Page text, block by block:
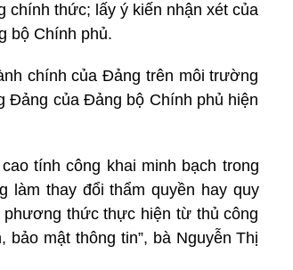
chính thức; lấy ý kiến nhận xét của
bộ Chính phủ.
chính của Đảng trên môi trường
Đảng của Đảng bộ Chính phủ hiện
tính công khai minh bạch trong
làm thay đổi thẩm quyền hay quy
thức thực hiện từ thủ công
mật thông tin”, bà Nguyễn Thị